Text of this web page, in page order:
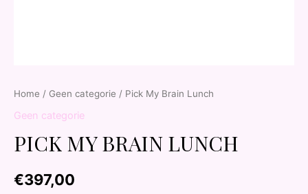
Home / Geen categorie / Pick My Brain Lunch
Geen categorie
PICK MY BRAIN LUNCH
€397,00